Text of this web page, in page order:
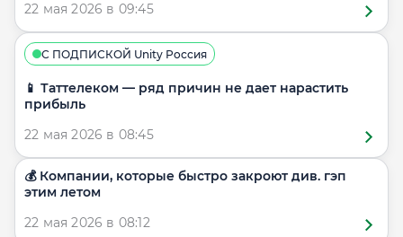
22 мая 2026 в 09:45
С ПОДПИСКОЙ Unity Россия
📱 Таттелеком — ряд причин не дает нарастить
прибыль
22 мая 2026 в 08:45
💰 Компании, которые быстро закроют див. гэп
этим летом
22 мая 2026 в 08:12